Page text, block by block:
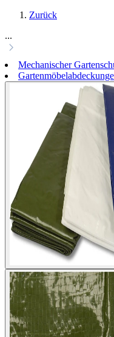
Zurück
...
Mechanischer